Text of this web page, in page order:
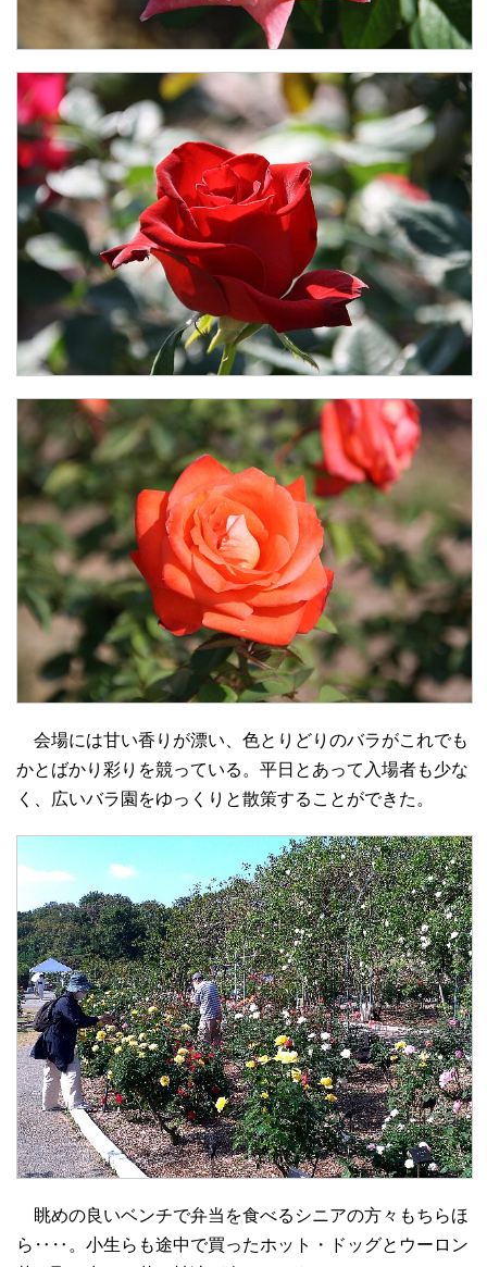
会場には甘い香りが漂い、色とりどりのバラがこれでも
かとばかり彩りを競っている。平日とあって入場者も少な
く、広いバラ園をゆっくりと散策することができた。
眺めの良いベンチで弁当を食べるシニアの方々もちらほ
ら‥‥。小生らも途中で買ったホット・ドッグとウーロン